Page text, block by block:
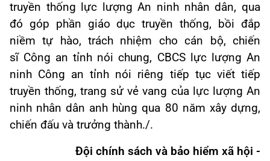
truyền thống lực lượng An ninh nhân dân, qua
đó góp phần giáo dục truyền thống, bồi đắp
niềm tự hào, trách nhiệm cho cán bộ, chiến
sĩ Công an tỉnh nói chung, CBCS lực lượng An
ninh Công an tỉnh nói riêng tiếp tục viết tiếp
truyền thống, trang sử vẻ vang của lực lượng An
ninh nhân dân anh hùng qua 80 năm xây dựng,
chiến đấu và trưởng thành./.
Đội chính sách và bảo hiểm xã hội -